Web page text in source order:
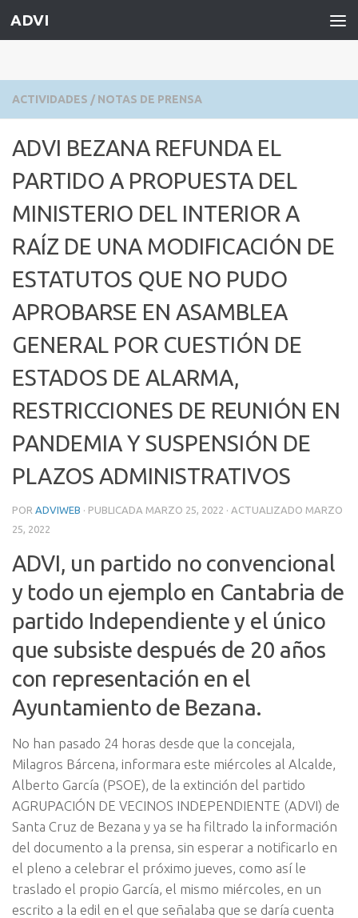
Saltar al contenido
ADVI
ACTIVIDADES / NOTAS DE PRENSA
ADVI BEZANA REFUNDA EL
PARTIDO A PROPUESTA DEL
MINISTERIO DEL INTERIOR A
RAÍZ DE UNA MODIFICACIÓN DE
ESTATUTOS QUE NO PUDO
APROBARSE EN ASAMBLEA
GENERAL POR CUESTIÓN DE
ESTADOS DE ALARMA,
RESTRICCIONES DE REUNIÓN EN
PANDEMIA Y SUSPENSIÓN DE
PLAZOS ADMINISTRATIVOS
POR ADVIWEB · PUBLICADA MARZO 25, 2022 · ACTUALIZADO MARZO
25, 2022
ADVI, un partido no convencional
y todo un ejemplo en Cantabria de
partido Independiente y el único
que subsiste después de 20 años
con representación en el
Ayuntamiento de Bezana.
No han pasado 24 horas desde que la concejala,
Milagros Bárcena, informara este miércoles al Alcalde,
Alberto García (PSOE), de la extinción del partido
AGRUPACIÓN DE VECINOS INDEPENDIENTE (ADVI) de
Santa Cruz de Bezana y ya se ha filtrado la información
del documento a la prensa, sin esperar a notificarlo en
el pleno a celebrar el próximo jueves, como así le
traslado el propio García, el mismo miércoles, en un
escrito a la edil en el que señalaba que se daría cuenta